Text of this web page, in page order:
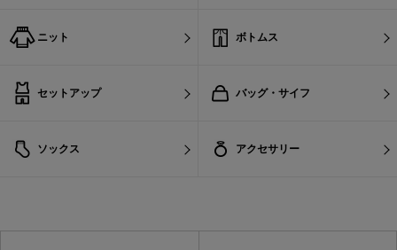
ニット ボトムス
セットアップ バッグ・サイフ
ソックス アクセサリー